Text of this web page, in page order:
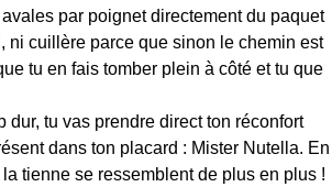
par poignet directement du paquet
ni cuillère parce que sinon le chemin est
tu en fais tomber plein à côté et tu que
dur, tu vas prendre direct ton réconfort
dans ton placard : Mister Nutella. En
tienne se ressemblent de plus en plus !